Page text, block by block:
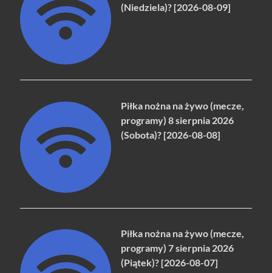
(Niedziela)? [2026-08-09]
Piłka nożna na żywo (mecze,
programy) 8 sierpnia 2026
(Sobota)? [2026-08-08]
Piłka nożna na żywo (mecze,
programy) 7 sierpnia 2026
(Piątek)? [2026-08-07]